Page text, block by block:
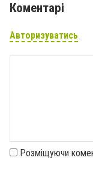
Коментарі
Авторизуватись
Розміщуючи